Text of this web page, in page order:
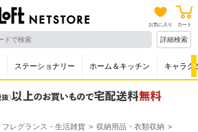
お気に入り カート
詳細検索
ステーショナリー ホーム＆キッチン キャラク
フレグランス・生活雑貨
収納用品・衣類収納